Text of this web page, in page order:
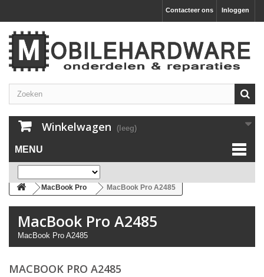
Inloggen
Contacteer ons
Winkelwagen (leeg)
MENU
MacBook Pro MacBook Pro A2485
MacBook Pro A2485
MacBook Pro A2485
MACBOOK PRO A2485